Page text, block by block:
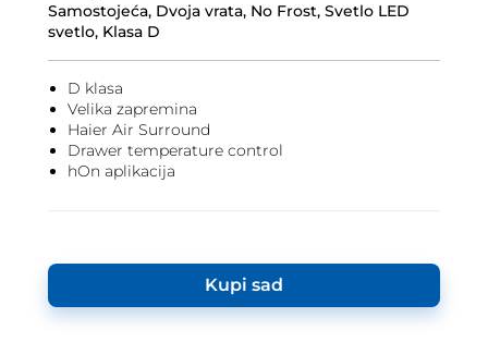
Samostojeća, Dvoja vrata, No Frost, Svetlo LED
svetlo, Klasa D
D klasa
Velika zapremina
Haier Air Surround
Drawer temperature control
hOn aplikacija
Kupi sad